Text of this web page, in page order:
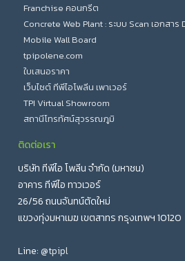
Franchise คอนกรีต
Concrete Web Plant : ระบบ Scan เอกสาร
Mobile Wall Board
tpipolene.com
ใบเสนอราคา
เว็บไซต์ ทีพีไอโพลีน เพาเวอร์
TPI Virtual Showroom
สถานีโทรทัศน์สุวรรณภูมิ
ติดต่อเรา
บริษัท ทีพีไอ โพลีน จำกัด (มหาชน)
อาคาร ทีพีไอ ทาวเวอร์
26/56 ถนนจันทน์ตัดใหม่
แขวงทุ่งมหาเมฆ เขตสาทร กรุงเทพฯ 10120
Line:@tpipl